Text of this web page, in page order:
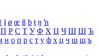
ł ø œ ß þ ŧ ŋ ŉ
П Р С Т У Ф Х Ц Ч Ш Щ Ъ
н о п р с т у ф х ц ч ш щ ъ